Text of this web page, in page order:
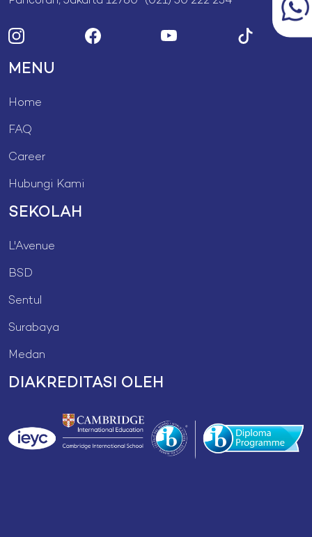
MENU
Home
FAQ
Career
Hubungi Kami
SEKOLAH
L'Avenue
BSD
Sentul
Surabaya
Medan
DIAKREDITASI OLEH